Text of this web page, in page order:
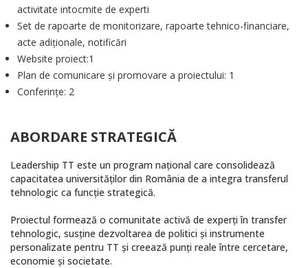
activitate intocmite de experti
Set de rapoarte de monitorizare, rapoarte tehnico-financiare,
acte adiționale, notificări
Website proiect:1
Plan de comunicare și promovare a proiectului: 1
Conferințe: 2
ABORDARE STRATEGICĂ
Leadership TT este un program național care consolidează
capacitatea universităților din România de a integra transferul
tehnologic ca funcție strategică.
Proiectul formează o comunitate activă de experți în transfer
tehnologic, susține dezvoltarea de politici și instrumente
personalizate pentru TT și creează punți reale între cercetare,
economie și societate.